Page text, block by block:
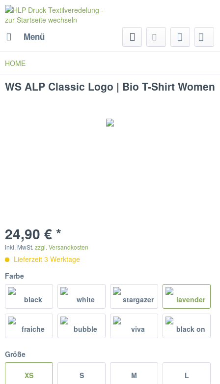
Menü
HOME
WS ALP Classic Logo | Bio T-Shirt Women
24,90 € *
inkl. MwSt. zzgl. Versandkosten
Lieferzeit 3 Werktage
Farbe
Größe
XS S M L